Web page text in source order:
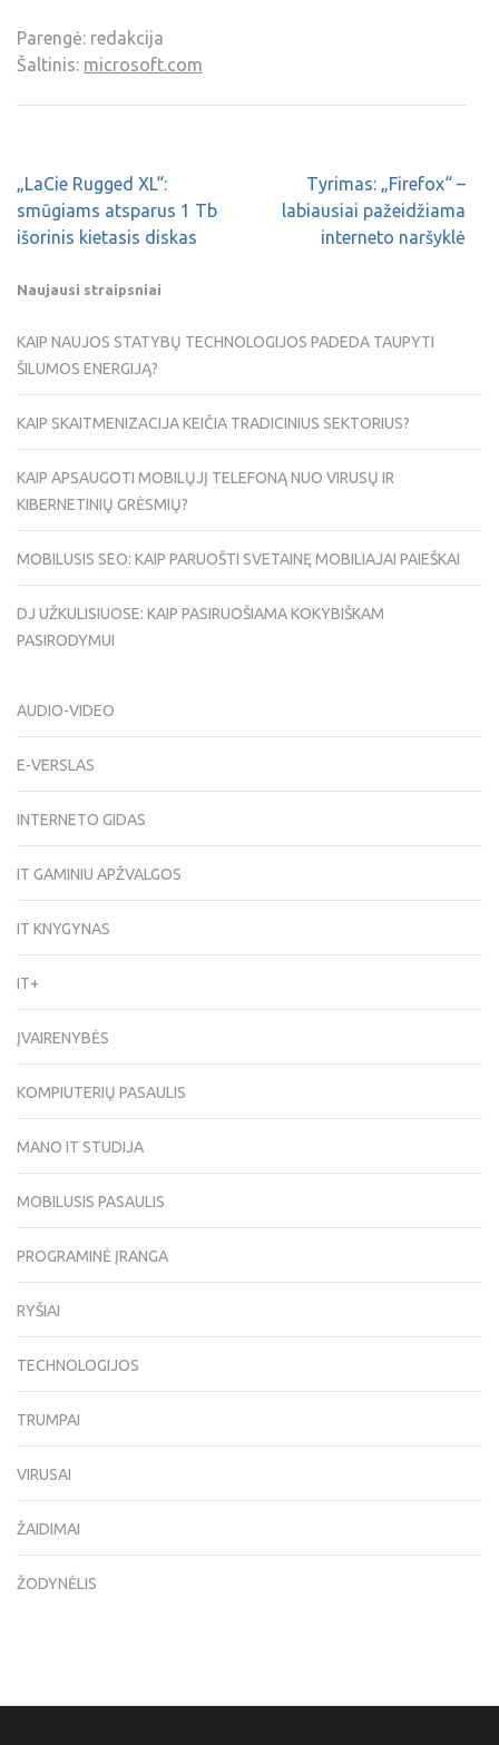
Parengė: redakcija
Šaltinis: microsoft.com
„LaCie Rugged XL“:
smūgiams atsparus 1 Tb
išorinis kietasis diskas
Tyrimas: „Firefox“ –
labiausiai pažeidžiama
interneto naršyklė
Naujausi straipsniai
KAIP NAUJOS STATYBŲ TECHNOLOGIJOS PADEDA TAUPYTI
ŠILUMOS ENERGIJĄ?
KAIP SKAITMENIZACIJA KEIČIA TRADICINIUS SEKTORIUS?
KAIP APSAUGOTI MOBILŲJĮ TELEFONĄ NUO VIRUSŲ IR
KIBERNETINIŲ GRĖSMIŲ?
MOBILUSIS SEO: KAIP PARUOŠTI SVETAINĘ MOBILIAJAI PAIEŠKAI
DJ UŽKULISIUOSE: KAIP PASIRUOŠIAMA KOKYBIŠKAM
PASIRODYMUI
AUDIO-VIDEO
E-VERSLAS
INTERNETO GIDAS
IT GAMINIU APŽVALGOS
IT KNYGYNAS
IT+
ĮVAIRENYBĖS
KOMPIUTERIŲ PASAULIS
MANO IT STUDIJA
MOBILUSIS PASAULIS
PROGRAMINĖ ĮRANGA
RYŠIAI
TECHNOLOGIJOS
TRUMPAI
VIRUSAI
ŽAIDIMAI
ŽODYNĖLIS